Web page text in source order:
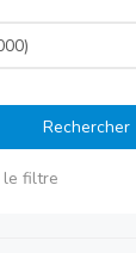
Rechercher
le filtre